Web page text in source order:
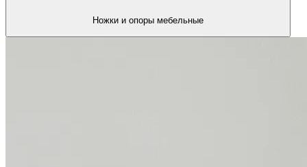
Ножки и опоры мебельные